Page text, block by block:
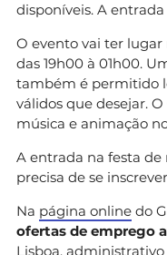
disponíveis. A
O evento vai ter lugar
das 19h00 à 01h00.
também é permitido
válidos que desejar.
música e animação
A entrada na festa
precisa de se inscrever
Na página online do
ofertas de emprego
Lisboa,